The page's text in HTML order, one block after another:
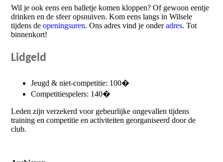
Wil je ook eens een balletje komen kloppen? Of gewoon eentje
drinken en de sfeer opsnuiven. Kom eens langs in Wilsele
tijdens deopeningsuren. Ons adres vind je onderadres. Tot
binnenkort!
Lidgeld
Jeugd & niet-competitie: 100�
Competitiespelers: 140�
Leden zijn verzekerd voor gebeurlijke ongevallen tijdens
training en competitie en activiteiten georganiseerd door de
club.